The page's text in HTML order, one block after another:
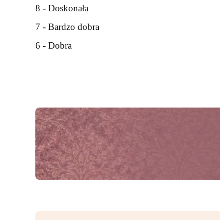
8 - Doskonała
7 - Bardzo dobra
6 - Dobra